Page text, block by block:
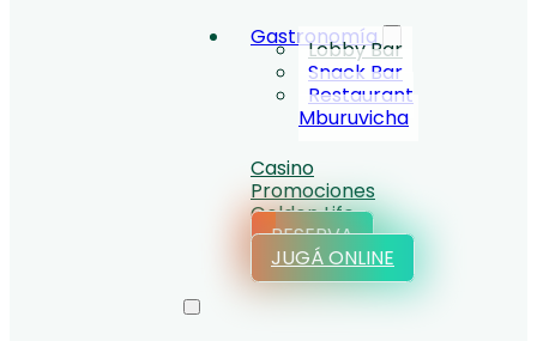
Gastronomía
Lobby Bar
Snack Bar
Restaurant
Mburuvicha
Casino
Promociones
Golden Life
RESERVA
JUGÁ ONLINE